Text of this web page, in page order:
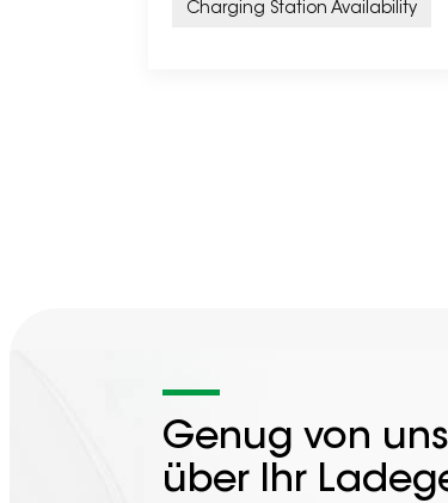
Charging Station Availability
Genug von
über Ihr